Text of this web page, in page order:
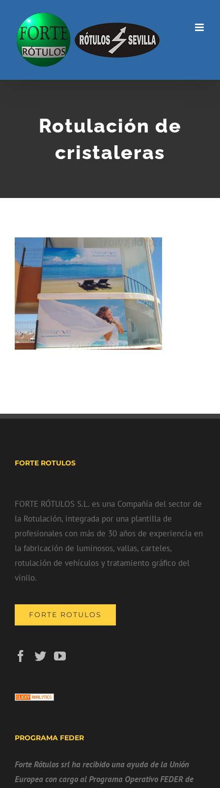
Rotulación de
cristaleras
FORTE ROTULOS
FORTE RÓTULOS S.L. es una Compañía del sector de
la Rotulación, integrada por una plantilla de
profesionales con más de 30 años de experiencia en
la fabricación de luminosos, vallas, carteles,
rotulación de vehículos y tratamiento gráfico del
vinilo.
FORTE ROTULOS
PROGRAMA FEDER
Forte Rótulos srl ha recibido una ayuda de la Unión
Europea con cargo al Programa Operativo FEDER de